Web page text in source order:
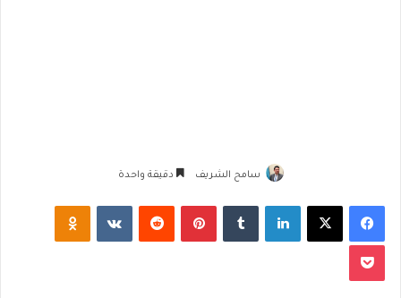
سامح الشريف دقيقة واحدة
فيسبوك لينكدإن بينتيريست